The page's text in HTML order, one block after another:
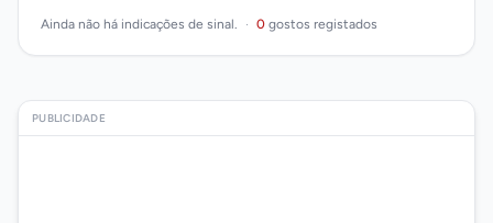
Ainda não há indicações de sinal. · 0 gostos registados
PUBLICIDADE